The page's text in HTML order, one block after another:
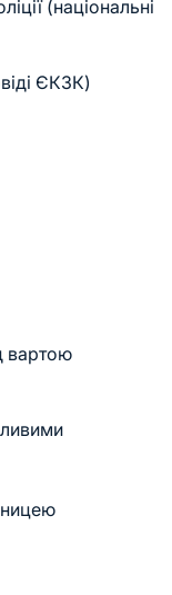
(національні
ЄКЗК)
вартою